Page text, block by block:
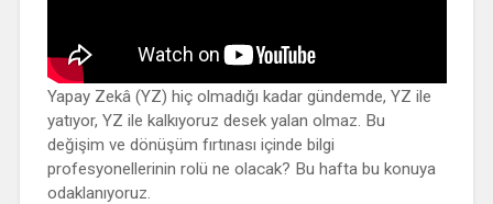
Yapay Zekâ (YZ) hiç olmadığı kadar gündemde, YZ ile
yatıyor, YZ ile kalkıyoruz desek yalan olmaz. Bu
değişim ve dönüşüm fırtınası içinde bilgi
profesyonellerinin rolü ne olacak? Bu hafta bu konuya
odaklanıyoruz.